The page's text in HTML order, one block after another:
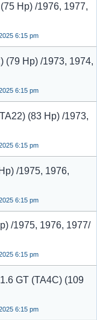
Hp) /1976, 1977,
6:15 pm
(79 Hp) /1973, 1974,
6:15 pm
(83 Hp) /1973,
6:15 pm
/1975, 1976,
6:15 pm
/1975, 1976, 1977/
6:15 pm
GT (TA4C) (109
6:15 pm